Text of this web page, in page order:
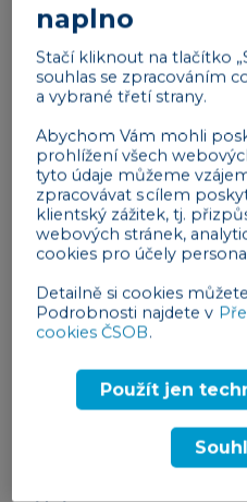
Proč je
Multimédia jsou skvělým
na silně konkurenčním
obsah, který je
Vzhledem k tomu, že
k zapojení publika
obsah, je
že si ho cílová skupina
dosah, zejména pokud
Vyhledávače totiž
nabízí různé typy obsahu
naplno
Stačí kliknout na tlačítko
souhlas se zpracováním
a vybrané třetí strany.
Abychom Vám mohli
prohlížení všech
tyto údaje můžeme
zpracovávat s cílem
klientský zážitek, tj.
webových stránek,
cookies pro účely
Detailně si cookies
Podrobnosti najdete v
cookies ČSOB.
Použít jen